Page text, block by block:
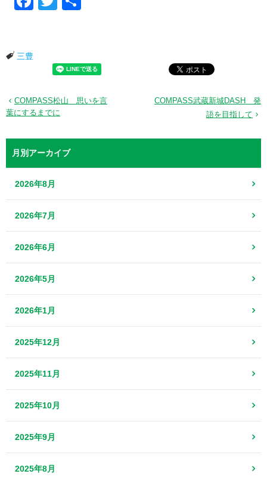
三豊
COMPASS松山 思いを言
葉にするまでに
COMPASS武蔵新城DASH 発
語を目指して
月別アーカイブ
2026年8月
2026年7月
2026年6月
2026年5月
2026年1月
2025年12月
2025年11月
2025年10月
2025年9月
2025年8月